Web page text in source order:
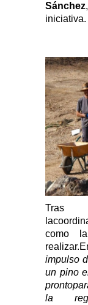
Sánchez
iniciativa.
Tras
como
impulso
un pino
la